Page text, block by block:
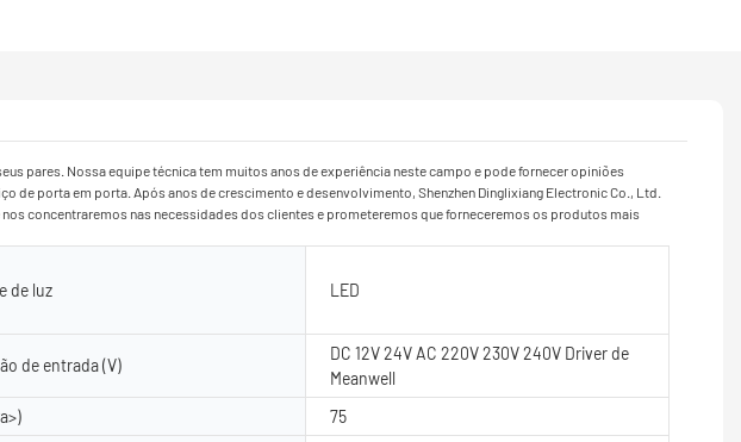
pares. Nossa equipe técnica tem muitos anos de experiência neste campo e pode fornecer opiniões
porta em porta. Após anos de crescimento e desenvolvimento, Shenzhen Dinglixiang Electronic Co., Ltd.
concentraremos nas necessidades dos clientes e prometeremos que forneceremos os produtos mais
de luz LED
de entrada (V)
DC 12V 24V AC 220V 230V 240V Driver de
Meanwell
75